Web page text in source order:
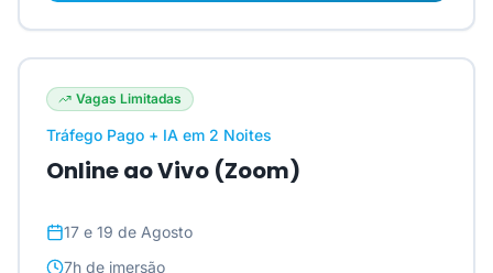
Vagas Limitadas
Tráfego Pago + IA em 2 Noites
Online ao Vivo (Zoom)
17 e 19 de Agosto
7h de imersão